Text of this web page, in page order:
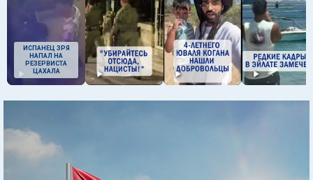
ИСПАНЕЦ ЗРЯ
НАПАЛ НА
РЕЗЕРВИСТА
ЦАХАЛА